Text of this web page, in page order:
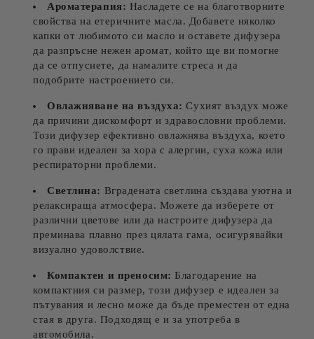
Ароматерапия: Насладете се на благотворните
свойства на етеричните масла. Добавете няколко
капки от любимото си масло и оставете дифузера
да разпръсне нежен аромат, който ще ви помогне
да се отпуснете, да намалите стреса и да
подобрите настроението си.
Овлажняване на въздуха: Сухият въздух може
да причини дискомфорт и здравословни проблеми.
Този дифузер ефективно овлажнява въздуха, което
го прави идеален за хора с алергии, суха кожа или
респираторни проблеми.
Светлина: Вградената светлина създава уютна и
релаксираща атмосфера. Можете да изберете от
различни цветове или да настроите дифузера да
преминава плавно през цялата гама, осигурявайки
визуално удоволствие.
Компактен и преносим: Благодарение на
компактния си размер, този дифузер е идеален за
пътувания и лесно може да бъде преместен от една
стая в друга. Подходящ е и за употреба в
автомобила.